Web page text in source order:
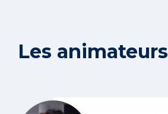
Les animateurs